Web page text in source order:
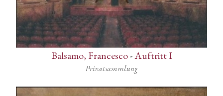
Balsamo, Francesco-Auftritt I
Privatsammlung